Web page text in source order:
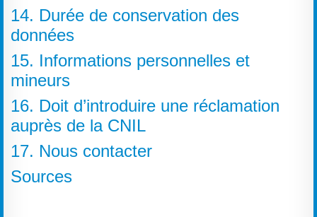
14. Durée de conservation des
données
15. Informations personnelles et
mineurs
16. Doit d’introduire une réclamation
auprès de la CNIL
17. Nous contacter
Sources